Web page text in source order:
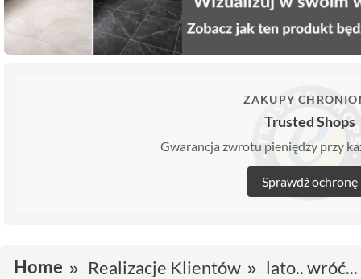
ZAKUPY
Trusted Shops
Gwarancja zwrotu pieniędzy przy
Sprawdź ochronę
Home Realizacje Klientów lato.. wróć...